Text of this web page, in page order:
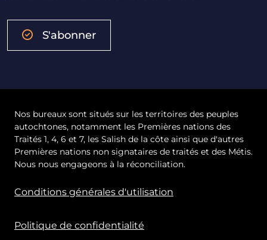
S'abonner
Nos bureaux sont situés sur les territoires des peuples
autochtones, notamment les Premières nations des
Traités 1, 4, 6 et 7, les Salish de la côte ainsi que d'autres
Premières nations non signataires de traités et des Métis.
Nous nous engageons à la réconciliation.
Conditions générales d'utilisation
Politique de confidentialité